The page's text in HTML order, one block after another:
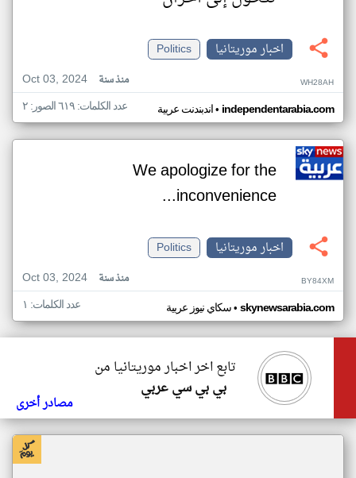
اخبار موريتانيا
Politics
Oct 03, 2024
منذ سنة WH28AH
اندبندنت عربية• independentarabia.com عدد الكلمات: ٦١٩ الصور: ٢
We apologize for the
inconvenience...
اخبار موريتانيا
Politics
Oct 03, 2024
منذ سنة BY84XM
سكاي نيوز عربية• skynewsarabia.com عدد الكلمات: ١
تابع اخر اخبار موريتانيا من
بي بي سي عربي
مصادر أخرى